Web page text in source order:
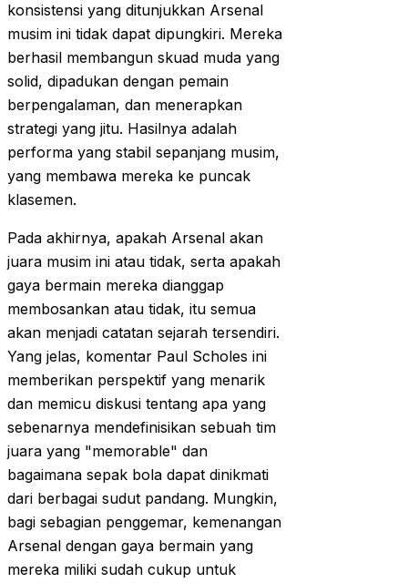
konsistensi yang ditunjukkan Arsenal
musim ini tidak dapat dipungkiri. Mereka
berhasil membangun skuad muda yang
solid, dipadukan dengan pemain
berpengalaman, dan menerapkan
strategi yang jitu. Hasilnya adalah
performa yang stabil sepanjang musim,
yang membawa mereka ke puncak
klasemen.
Pada akhirnya, apakah Arsenal akan
juara musim ini atau tidak, serta apakah
gaya bermain mereka dianggap
membosankan atau tidak, itu semua
akan menjadi catatan sejarah tersendiri.
Yang jelas, komentar Paul Scholes ini
memberikan perspektif yang menarik
dan memicu diskusi tentang apa yang
sebenarnya mendefinisikan sebuah tim
juara yang "memorable" dan
bagaimana sepak bola dapat dinikmati
dari berbagai sudut pandang. Mungkin,
bagi sebagian penggemar, kemenangan
Arsenal dengan gaya bermain yang
mereka miliki sudah cukup untuk